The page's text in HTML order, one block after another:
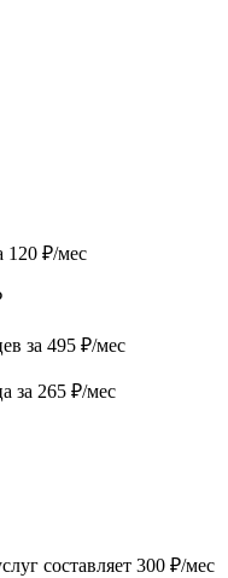
120 ₽/мес
за 495 ₽/мес
за 265 ₽/мес
составляет 300 ₽/мес